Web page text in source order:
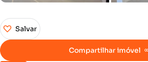
Salvar
Compartilhar imóvel